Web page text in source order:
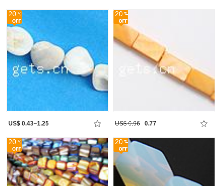
20
US$ 0.43~1.25
20
US$ 0.96 0.77
20 20